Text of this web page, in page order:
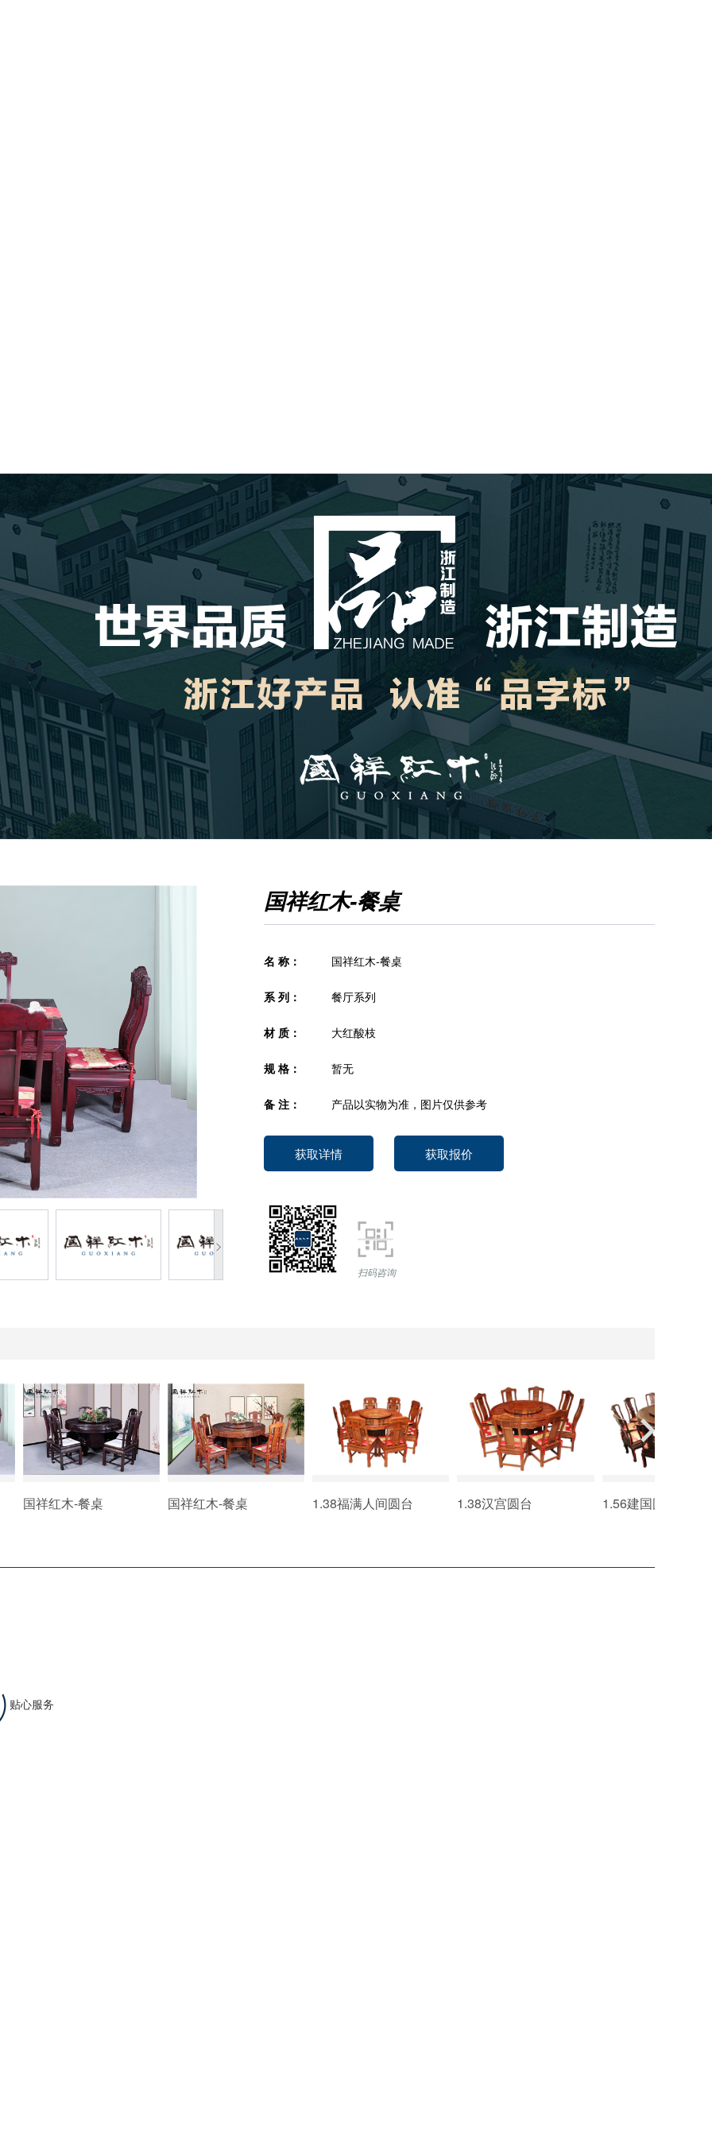
国祥红木-餐桌
名 称： 国祥红木-餐桌
系 列： 餐厅系列
材 质： 大红酸枝
规 格： 暂无
备 注： 产品以实物为准，图片仅供参考
获取详情 获取报价
扫码咨询
国祥红木-餐桌 国祥红木-餐桌 1.38福满人间圆台 1.38汉宫圆台 1.56建国圆台
贴心服务